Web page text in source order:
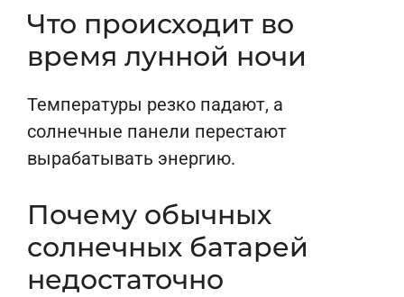
Что происходит во
время лунной ночи
Температуры резко падают, а
солнечные панели перестают
вырабатывать энергию.
Почему обычных
солнечных батарей
недостаточно